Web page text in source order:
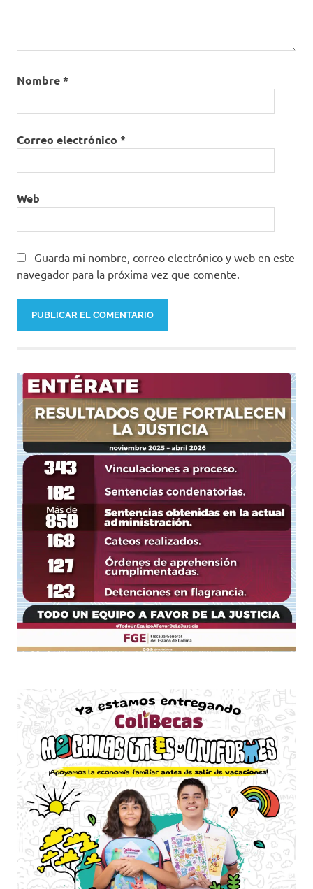
Nombre*
Correo electrónico *
Web
Guarda mi nombre, correo electrónico y web en este
navegador para la próxima vez que comente.